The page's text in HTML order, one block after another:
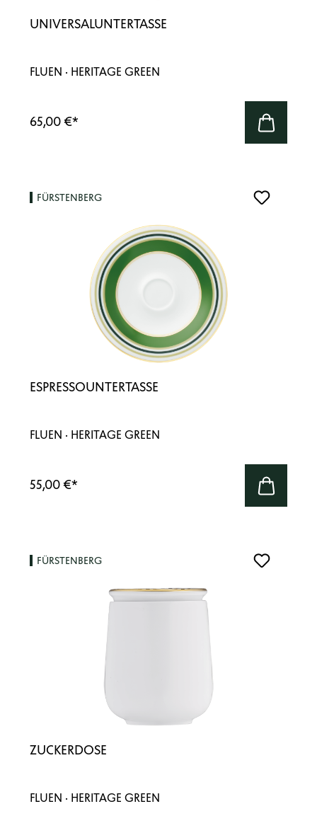
UNIVERSALUNTERTASSE
FLUEN · HERITAGE GREEN
65,00 €*
FÜRSTENBERG
ESPRESSOUNTERTASSE
FLUEN · HERITAGE GREEN
55,00 €*
FÜRSTENBERG
ZUCKERDOSE
FLUEN · HERITAGE GREEN